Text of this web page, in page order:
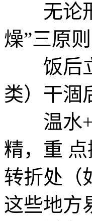
无论形
燥”三原则
饭后立
类）干涸
温水+
精，重
转折处（
这些地方